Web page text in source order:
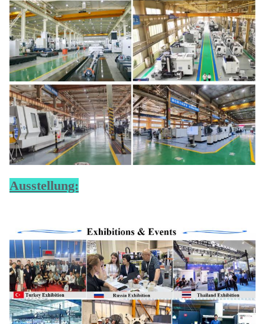
Ausstellung: